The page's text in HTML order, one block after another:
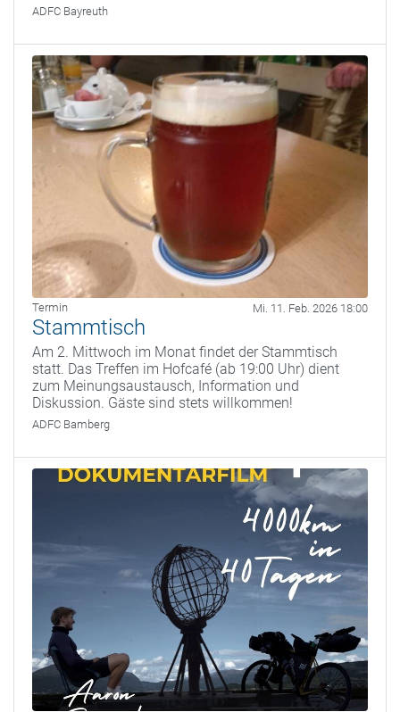
ADFC Bayreuth
Termin Mi. 11. Feb. 2026 18:00
Stammtisch
Am 2. Mittwoch im Monat findet der Stammtisch
statt. Das Treffen im Hofcafé (ab 19:00 Uhr) dient
zum Meinungsaustausch, Information und
Diskussion. Gäste sind stets willkommen!
ADFC Bamberg